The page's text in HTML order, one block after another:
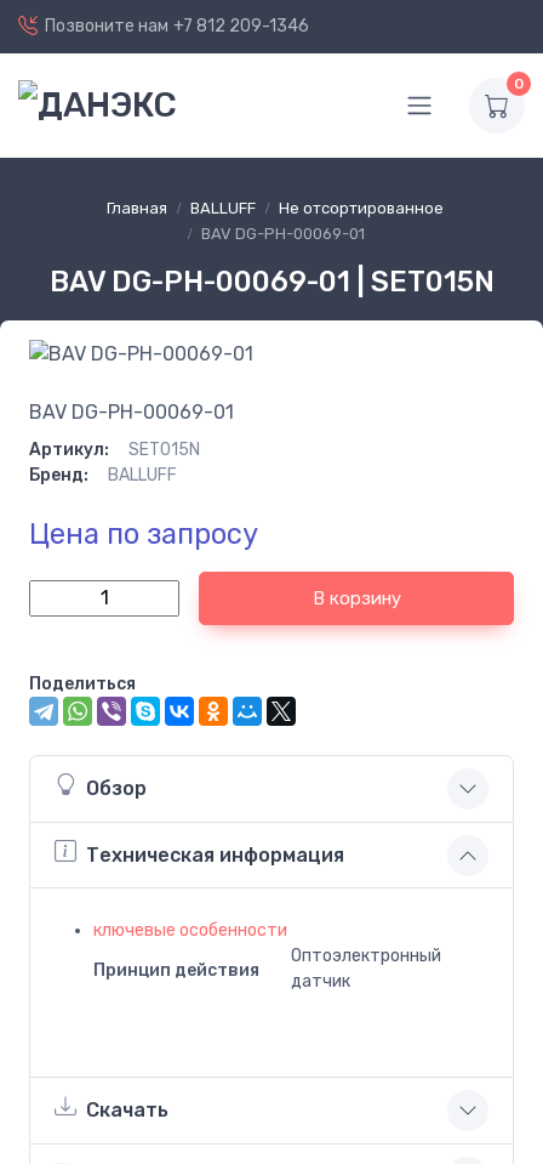
Позвоните нам +7 812 209-1346
0
Главная BALLUFF
Не отсортированное
BAV DG-PH-00069-01
BAV DG-PH-00069-01 | SET015N
BAV DG-PH-00069-01
Артикул:
SET015N
Бренд:
BALLUFF
Цена по запросу
В корзину
Поделиться
Обзор
Техническая информация
ключевые особенности
Принцип действия
Оптоэлектронный
датчик
Скачать